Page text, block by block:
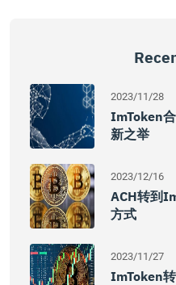
2023/11/28
ImToken
新之举
2023/12/16
ACH转到
方式
2023/11/27
ImToken